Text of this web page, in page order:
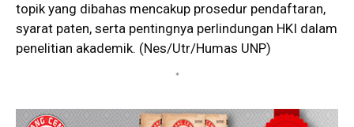
topik yang dibahas mencakup prosedur pendaftaran,
syarat paten, serta pentingnya perlindungan HKI dalam
penelitian akademik. (Nes/Utr/Humas UNP)
*